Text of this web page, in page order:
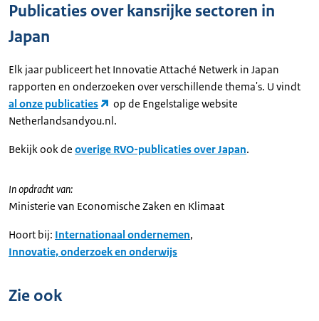
Publicaties over kansrijke sectoren in
Japan
Elk jaar publiceert het Innovatie Attaché Netwerk in Japan
rapporten en onderzoeken over verschillende thema's. U vindt
al onze publicaties
op de Engelstalige website
Netherlandsandyou.nl.
Bekijk ook de overige RVO-publicaties over Japan.
In opdracht van:
Ministerie van Economische Zaken en Klimaat
Hoort bij: Internationaal ondernemen,
Innovatie, onderzoek en onderwijs
Zie ook